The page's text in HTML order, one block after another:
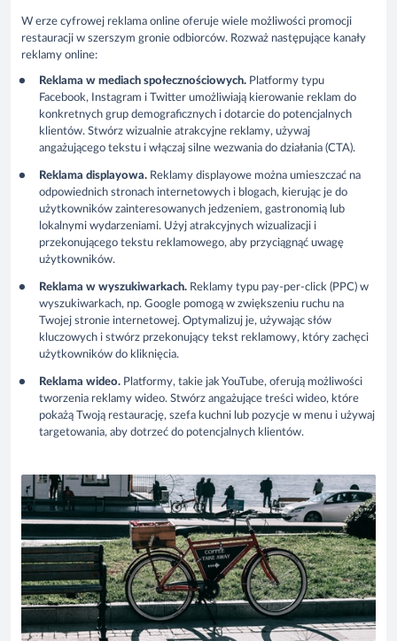
W erze cyfrowej reklama online oferuje wiele możliwości promocji
restauracji w szerszym gronie odbiorców. Rozważ następujące kanały
reklamy online:
Reklama w mediach społecznościowych. Platformy typu
Facebook, Instagram i Twitter umożliwiają kierowanie reklam do
konkretnych grup demograficznych i dotarcie do potencjalnych
klientów. Stwórz wizualnie atrakcyjne reklamy, używaj
angażującego tekstu i włączaj silne wezwania do działania (CTA).
Reklama displayowa. Reklamy displayowe można umieszczać na
odpowiednich stronach internetowych i blogach, kierując je do
użytkowników zainteresowanych jedzeniem, gastronomią lub
lokalnymi wydarzeniami. Użyj atrakcyjnych wizualizacji i
przekonującego tekstu reklamowego, aby przyciągnąć uwagę
użytkowników.
Reklama w wyszukiwarkach. Reklamy typu pay-per-click (PPC) w
wyszukiwarkach, np. Google pomogą w zwiększeniu ruchu na
Twojej stronie internetowej. Optymalizuj je, używając słów
kluczowych i stwórz przekonujący tekst reklamowy, który zachęci
użytkowników do kliknięcia.
Reklama wideo. Platformy, takie jak YouTube, oferują możliwości
tworzenia reklamy wideo. Stwórz angażujące treści wideo, które
pokażą Twoją restaurację, szefa kuchni lub pozycje w menu i używaj
targetowania, aby dotrzeć do potencjalnych klientów.